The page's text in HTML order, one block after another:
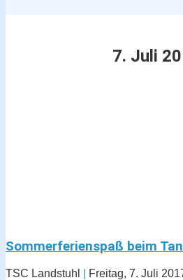
7. Juli
Sommerferienspaß beim
TSC Landstuhl Freitag, 7. Juli